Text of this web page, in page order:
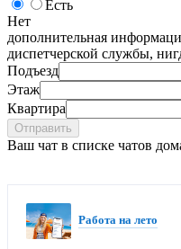
Есть
Нет
дополнительная
диспетчерской службы,
Подъезд
Этаж
Квартира
Отправить
Ваш чат в списке чатов
Работа на лето